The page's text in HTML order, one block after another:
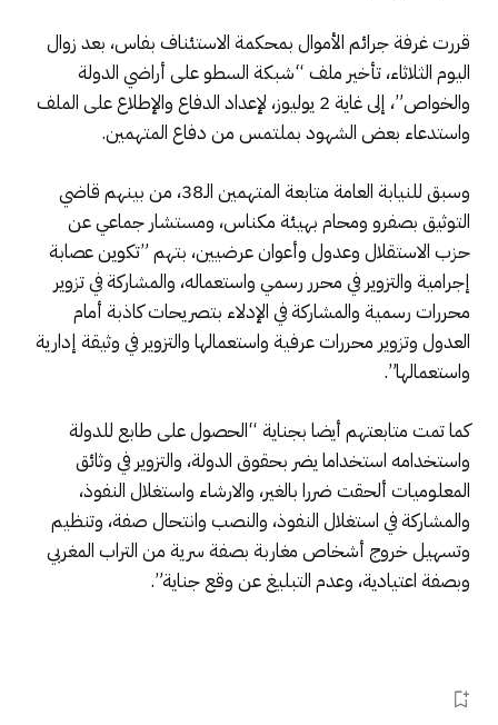
قررت غرفة جرائم الأموال بمحكمة الاستئناف بفاس، بعد زوال
اليوم الثلاثاء، تأخير ملف “شبكة السطو على أراضي الدولة
والخواص”، إلى غاية 2 يوليوز، لإعداد الدفاع والإطلاع على الملف
واستدعاء بعض الشهود بملتمس من دفاع المتهمين.
وسبق للنيابة العامة متابعة المتهمين الـ38، من بينهم قاضي
التوثيق بصفرو ومحام بهيئة مكناس، ومستشار جماعي عن
حزب الاستقلال وعدول وأعوان عرضيين، بتهم ”تكوين عصابة
إجرامية والتزوير في محرر رسمي واستعماله، والمشاركة في تزوير
محررات رسمية والمشاركة في الإدلاء بتصريحات كاذبة أمام
العدول وتزوير محررات عرفية واستعمالها والتزوير في وثيقة إدارية
واستعمالها”.
كما تمت متابعتهم أيضا بجناية “الحصول على طابع للدولة
واستخدامه استخداما يضر بحقوق الدولة، والتزوير في وثائق
المعلوميات ألحقت ضررا بالغير، والارشاء واستغلال النفوذ،
والمشاركة في استغلال النفوذ، والنصب وانتحال صفة، وتنظيم
وتسهيل خروج أشخاص مغاربة بصفة سرية من التراب المغربي
وبصفة اعتيادية، وعدم التبليغ عن وقع جناية”.